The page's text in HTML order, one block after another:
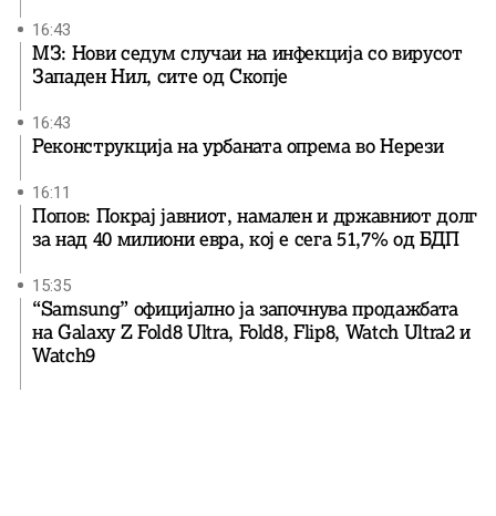
16:43
МЗ: Нови седум случаи на инфекција со вирусот
Западен Нил, сите од Скопје
16:43
Реконструкција на урбаната опрема во Нерези
16:11
Попов: Покрај јавниот, намален и државниот долг
за над 40 милиони евра, кој e сега 51,7% од БДП
15:35
“Samsung” официјално ја започнува продажбата
на Galaxy Z Fold8 Ultra, Fold8, Flip8, Watch Ultra2 и
Watch9